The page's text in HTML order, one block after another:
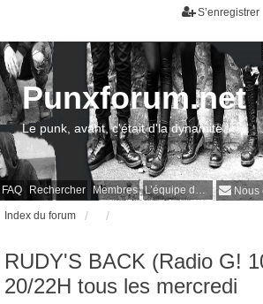
S’enregistrer
FAQ Rechercher Membres L’équipe du forum Nous
Punxforum.net
Le punk, avant, c'était d'la dynamite !
Index du forum
RUDY'S BACK (Radio G!
20/22H tous les mercredi